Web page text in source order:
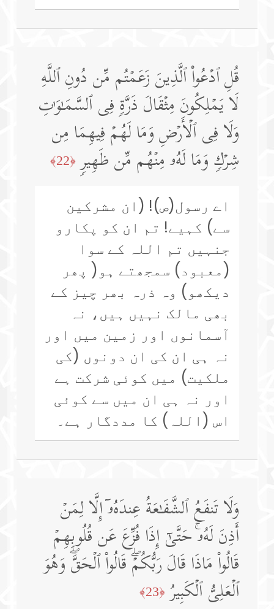
قُلِ ٱدۡعُوا۟ ٱلَّذِینَ زَعَمۡتُم مِّن دُونِ ٱللَّهِ
لَا یَمۡلِكُونَ مِثۡقَالَ ذَرَّةࣲ فِی ٱلسَّمَـٰوَ ٰ⁠تِ
وَلَا فِی ٱلۡأَرۡضِ وَمَا لَهُمۡ فِیهِمَا مِن
شِرۡكࣲ وَمَا لَهُۥ مِنۡهُم مِّن ظَهِیرࣲ ﴿22﴾
اے رسول(ص)! (ان مشرکین
سے) کہیے! تم ان کو پکارو
جنہیں تم اللہ کے سوا
(معبود) سمجھتے ہو( پھر
دیکھو) وہ ذرہ بھر چیز کے
بھی مالک نہیں ہیں، نہ
آسمانوں اور زمین میں اور
نہ ہی ان کی ان دونوں (کی
ملکیت) میں کوئی شرکت ہے
اور نہ ہی ان میں سے کوئی
اس (اللہ) کا مددگار ہے۔
وَلَا تَنفَعُ ٱلشَّفَـٰعَةُ عِندَهُۥۤ إِلَّا لِمَنۡ
أَذِنَ لَهُۥۚ حَتَّىٰۤ إِذَا فُزِّعَ عَن قُلُوبِهِمۡ
قَالُوا۟ مَاذَا قَالَ رَبُّكُمۡۖ قَالُوا۟ ٱلۡحَقَّۖ وَهُوَ
ٱلۡعَلِیُّ ٱلۡكَبِیرُ ﴿23﴾